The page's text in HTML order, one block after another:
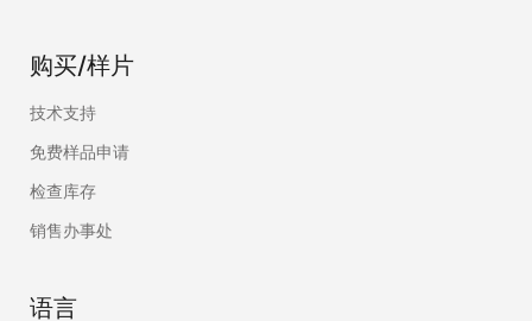
购买/样片
技术支持
免费样品申请
检查库存
销售办事处
语言